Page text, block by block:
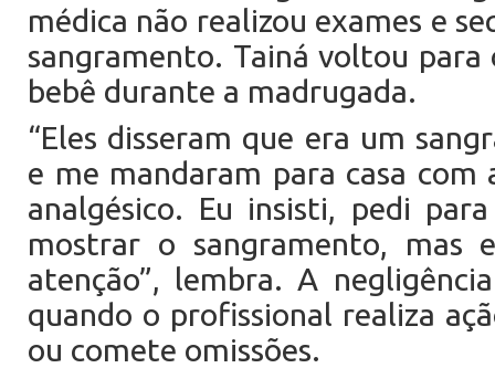
médica não realizou exames e
sangramento. Tainá voltou para
bebê durante a madrugada.
“Eles disseram que era um
e me mandaram para casa com
analgésico. Eu insisti, pedi
mostrar o sangramento, mas
atenção”, lembra. A
quando o profissional realiza
ou comete omissões.